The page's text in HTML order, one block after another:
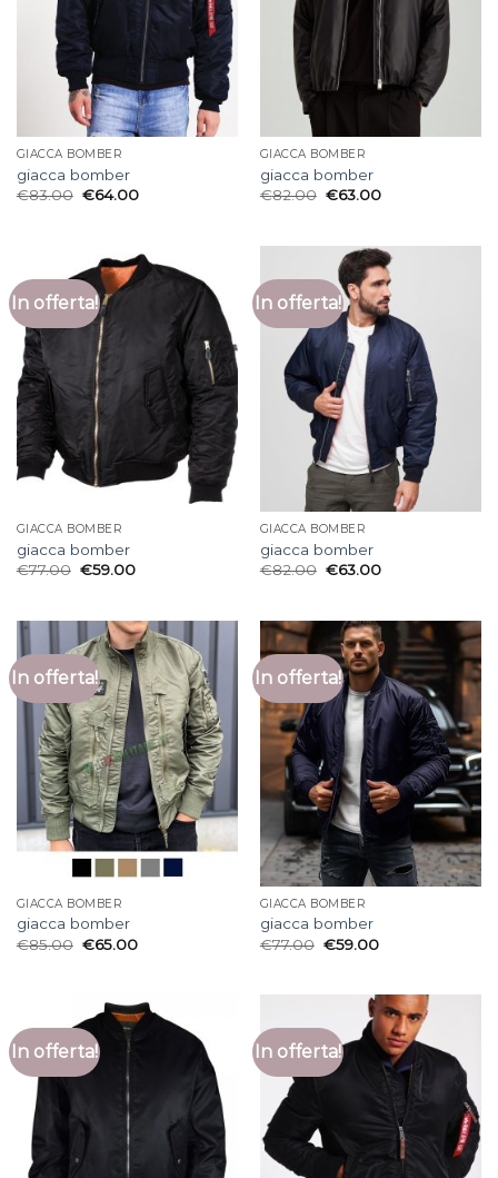
GIACCA BOMBER
giacca bomber
€83.00 €64.00
GIACCA BOMBER
giacca bomber
€82.00 €63.00
In offerta!
GIACCA BOMBER
giacca bomber
€77.00 €59.00
In offerta!
GIACCA BOMBER
giacca bomber
€82.00 €63.00
In offerta!
GIACCA BOMBER
giacca bomber
€85.00 €65.00
In offerta!
GIACCA BOMBER
giacca bomber
€77.00 €59.00
In offerta! In offerta!